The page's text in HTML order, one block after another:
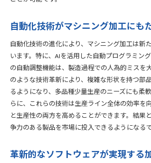
自動化技術がマシニング加工にも
自動化技術の進化により、マシニング加工は新
います。特に、AIを活用した自動プログラミン
の自動調整機能は、製造過程での人為的ミスを
のような技術革新により、複雑な形状を持つ部
るようになり、多品種少量生産のニーズにも柔
らに、これらの技術は生産ライン全体の効率を
と生産性の両方を高めることができます。結果
争力のある製品を市場に投入できるようになるで
革新的なソフトウェアが実現する